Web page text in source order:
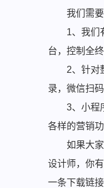
我们需
1、我们
台，控制全
2、针对
录，微信扫
3、小程
各样的营销
如果大
设计师，你
一条下载链